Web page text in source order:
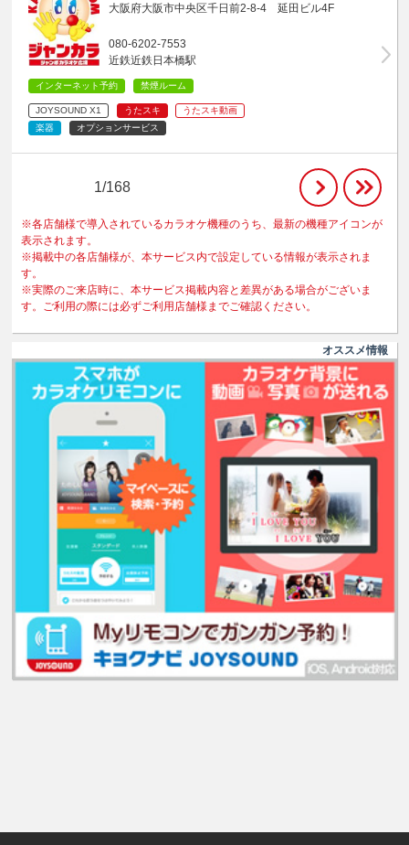
大阪府大阪市中央区千日前2-8-4 延田ビル4F
080-6202-7553
近鉄近鉄日本橋駅
インターネット予約 禁煙ルーム
JOYSOUND X1 うたスキ
うたスキ動画
楽器
オプションサービス
1/168
※各店舗様で導入されているカラオケ機種のうち、最新の機種アイコンが
表示されます。
※掲載中の各店舗様が、本サービス内で設定している情報が表示されま
す。
※実際のご来店時に、本サービス掲載内容と差異がある場合がございま
す。ご利用の際には必ずご利用店舗様までご確認ください。
オススメ情報